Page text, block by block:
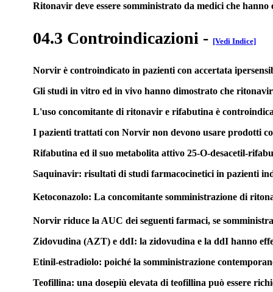
Ritonavir deve essere somministrato da medici che
04.3 Controindicazioni - [Vedi Indice]
Norvir è controindicato in pazienti con accertata
Gli studi in vitro ed in vivo hanno dimostrato che ritonavir
L'uso concomitante di ritonavir e rifabutina è
I pazienti trattati con Norvir non devono usare prodotti
Rifabutina ed il suo metabolita attivo 25-O-desacetil-
Saquinavir: risultati di studi farmacocinetici in pazienti
Ketoconazolo: La concomitante somministrazione di
Norvir riduce la AUC dei seguenti farmaci, se
Zidovudina (AZT) e ddI: la zidovudina e la ddI hanno
Etinil-estradiolo: poiché la somministrazione
Teofillina: una dosepiù elevata di teofillina può essere